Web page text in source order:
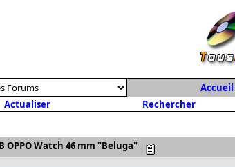
Accueil
Actualiser Rechercher
OPPO Watch 46 mm "Beluga"